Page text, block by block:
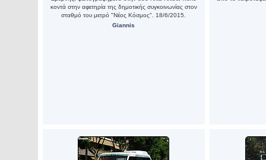
κοντά στην αφετηρία της δημοτικής συγκοινωνίας στον
σταθμό του μετρό "Νέος Κόσμος". 18/6/2015.
Giannis